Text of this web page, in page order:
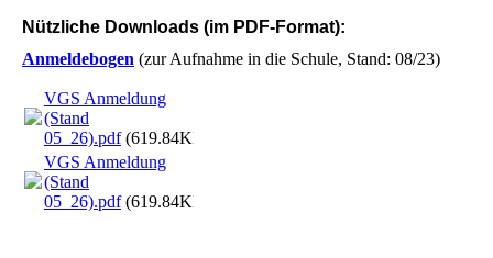
Nützliche Downloads (im PDF-Format):
Anmeldebogen (zur Aufnahme in die Schule, Stand: 08/23)
VGS Anmeldung
(Stand
05_26).pdf(619.84KB)
VGS Anmeldung
(Stand
05_26).pdf(619.84KB)